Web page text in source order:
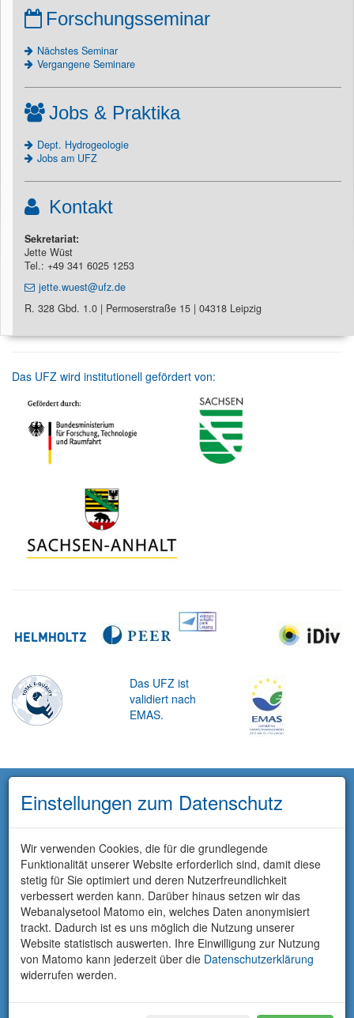
Forschungsseminar
Nächstes Seminar
Vergangene Seminare
Jobs & Praktika
Dept. Hydrogeologie
Jobs am UFZ
Kontakt
Sekretariat:
Jette Wüst
Tel.: +49 341 6025 1253
jette.wuest@ufz.de
R. 328 Gbd. 1.0 | Permoserstraße 15 | 04318 Leipzig
Das UFZ wird institutionell gefördert von:
Das UFZ ist
validiert nach
EMAS.
Einstellungen zum Datenschutz
Wir verwenden Cookies, die für die grundlegende
Funktionalität unserer Website erforderlich sind, damit diese
stetig für Sie optimiert und deren Nutzerfreundlichkeit
verbessert werden kann. Darüber hinaus setzen wir das
Webanalysetool Matomo ein, welches Daten anonymisiert
trackt. Dadurch ist es uns möglich die Nutzung unserer
Website statistisch auswerten. Ihre Einwilligung zur Nutzung
von Matomo kann jederzeit über die Datenschutzerklärung
widerrufen werden.